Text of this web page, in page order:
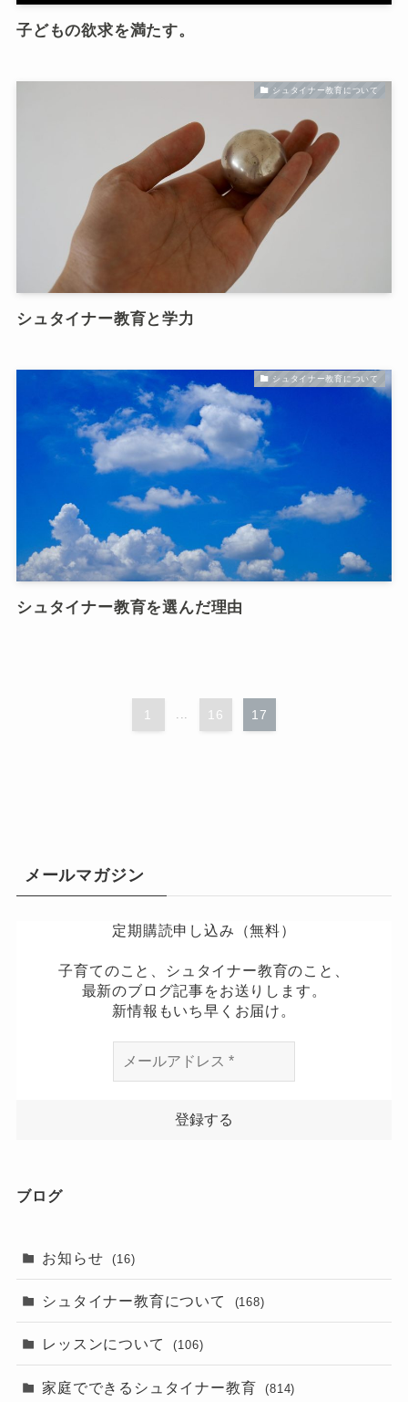
子どもの欲求を満たす。
シュタイナー教育について
シュタイナー教育と学力
シュタイナー教育について
シュタイナー教育を選んだ理由
1 ... 16 17
メールマガジン
定期購読申し込み（無料）
子育てのこと、シュタイナー教育のこと、
最新のブログ記事をお送りします。
新情報もいち早くお届け。
ブログ
お知らせ (16)
シュタイナー教育について (168)
レッスンについて (106)
家庭でできるシュタイナー教育 (814)